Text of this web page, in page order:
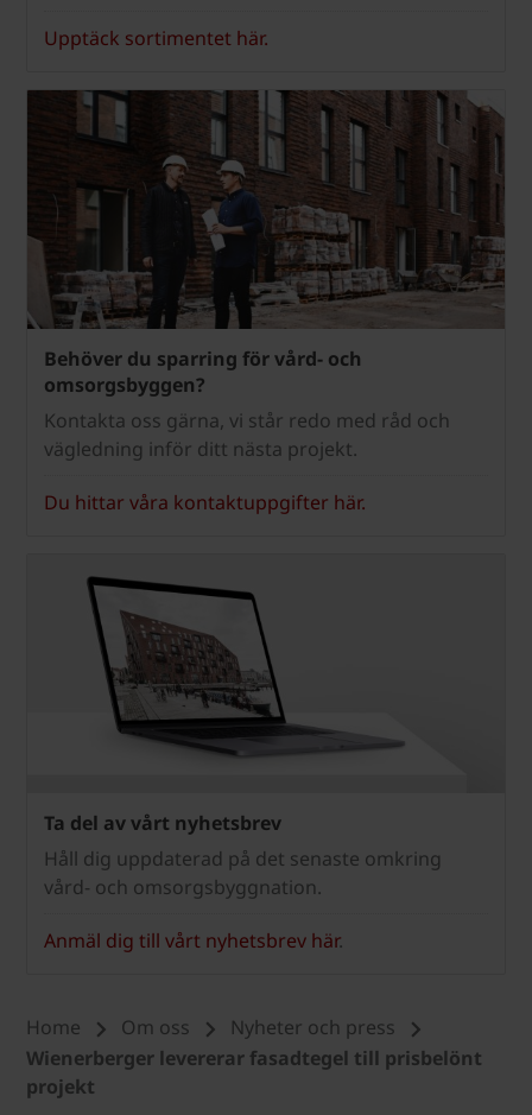
Upptäck sortimentet här.
Behöver du sparring för vård- och
omsorgsbyggen?
Kontakta oss gärna, vi står redo med råd och
vägledning inför ditt nästa projekt.
Du hittar våra kontaktuppgifter här.
Ta del av vårt nyhetsbrev
Håll dig uppdaterad på det senaste omkring
vård- och omsorgsbyggnation.
Anmäl dig till vårt nyhetsbrev här.
Home Om oss
Nyheter och press
Wienerberger levererar fasadtegel till prisbelönt
projekt